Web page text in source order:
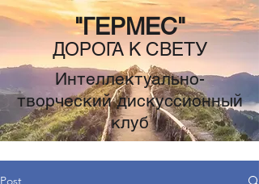
"ГЕРМЕС"
ДОРОГА К СВЕТУ
Интеллектуально-
творческий дискуссионный
клуб
Post